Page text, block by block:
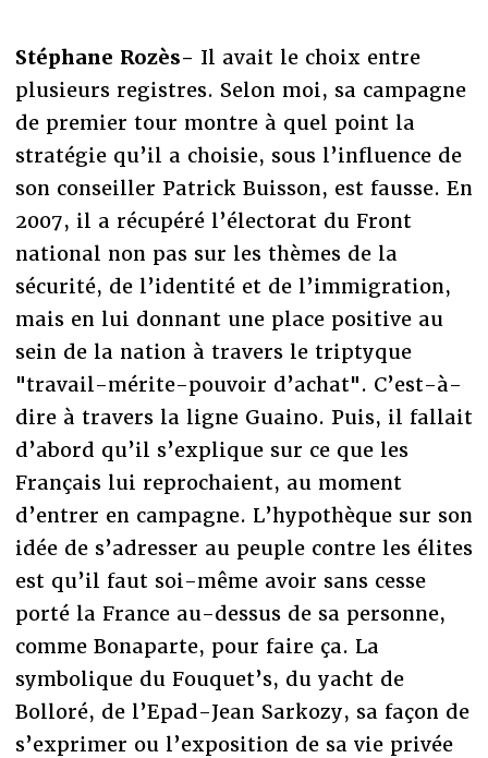
Stéphane Rozès- Il avait le choix entre
plusieurs registres. Selon moi, sa campagne
de premier tour montre à quel point la
stratégie qu’il a choisie, sous l’influence de
son conseiller Patrick Buisson, est fausse. En
2007, il a récupéré l’électorat du Front
national non pas sur les thèmes de la
sécurité, de l’identité et de l’immigration,
mais en lui donnant une place positive au
sein de la nation à travers le triptyque
"travail-mérite-pouvoir d’achat". C’est-à-
dire à travers la ligne Guaino. Puis, il fallait
d’abord qu’il s’explique sur ce que les
Français lui reprochaient, au moment
d’entrer en campagne. L’hypothèque sur son
idée de s’adresser au peuple contre les élites
est qu’il faut soi-même avoir sans cesse
porté la France au-dessus de sa personne,
comme Bonaparte, pour faire ça. La
symbolique du Fouquet’s, du yacht de
Bolloré, de l’Epad-Jean Sarkozy, sa façon de
s’exprimer ou l’exposition de sa vie privée